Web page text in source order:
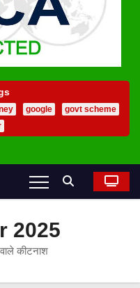
google
govt scheme
2025
कीटनाश